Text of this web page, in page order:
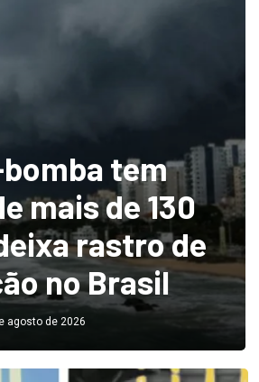
tem
mais de 130
rastro de
no Brasil
agosto de 2026